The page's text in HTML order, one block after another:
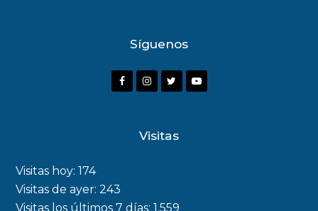
Síguenos
F
I
Y
Visitas
Visitas hoy:174
Visitas de ayer:243
Visitas los últimos 7 días:1.559